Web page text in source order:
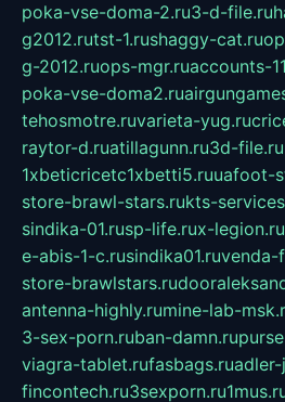
poka-vse-doma-2.ru3-d-file.ru
g2012.rutst-1.rushaggy-cat.ru
g-2012.ruops-mgr.ruaccounts-
poka-vse-doma2.ru
tehosmotre.ruvarieta-yug.ru
raytor-d.ruatillagunn.ru3d-file.ru
1xbeticricetc1xbetti5.ruuafoot-
store-brawl-stars.rukts-
sindika-01.rusp-life.rux-legion.ru
e-abis-1-c.rusindika01.ruvenda-
store-brawlstars.ru
antenna-highly.rumine-lab-
3-sex-porn.ruban-damn.ru
viagra-tablet.rufasbags.ruadler-
fincontech.ru3sexporn.ru